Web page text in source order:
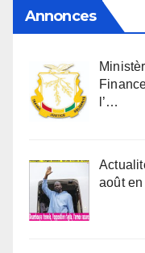
Annonces
l’…
août